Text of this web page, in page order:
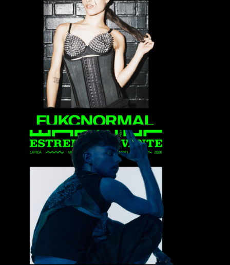
Fukcnormal
Hadren